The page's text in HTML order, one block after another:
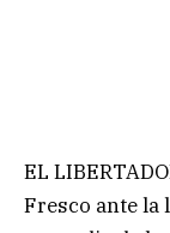
EL
Fresco ante la